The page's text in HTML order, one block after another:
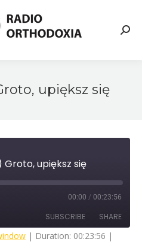
upiększ się
Groto, upiększ się
00:00 / 00:23:56
SUBSCRIBE SHARE
| Duration: 00:23:56 |